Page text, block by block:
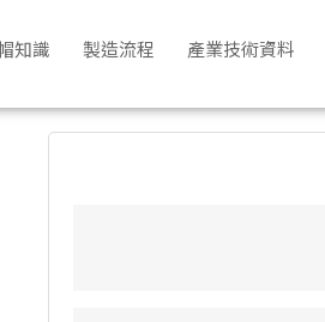
,防鬆尼龍螺帽 | 尼龍螺帽
知識 製造流程 產業技術資料